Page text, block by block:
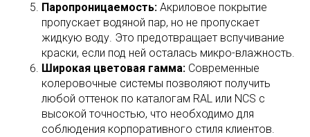
Паропроницаемость: Акриловое покрытие
пропускает водяной пар, но не пропускает
жидкую воду. Это предотвращает вспучивание
краски, если под ней осталась микро-влажность.
Широкая цветовая гамма: Современные
колеровочные системы позволяют получить
любой оттенок по каталогам RAL или NCS с
высокой точностью, что необходимо для
соблюдения корпоративного стиля клиентов.